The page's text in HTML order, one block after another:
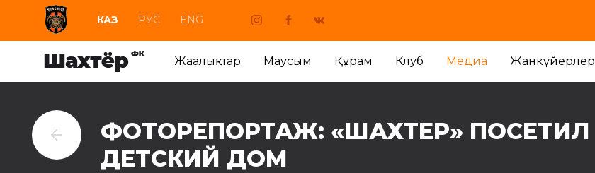
КАЗ РУС ENG
Жаңалықтар Маусым Құрам Клуб Медиа Жанкүйерлер
ФОТОРЕПОРТАЖ: «ШАХТЕР» ПОСЕТИЛ
ДЕТСКИЙ ДОМ